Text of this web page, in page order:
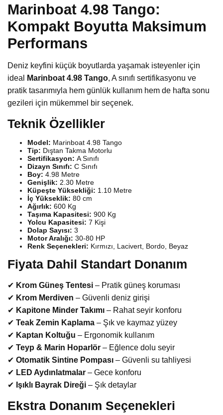
Marinboat 4.98 Tango:
Kompakt Boyutta Maksimum
Performans
Deniz keyfini küçük boyutlarda yaşamak isteyenler için
ideal
Marinboat 4.98 Tango, A sınıfı sertifikasyonu ve
pratik tasarımıyla hem günlük kullanım hem de hafta sonu
gezileri için mükemmel bir seçenek.
Teknik Özellikler
Model: Marinboat 4.98 Tango
Tip: Dıştan Takma Motorlu
Sertifikasyon: A Sınıfı
Dizayn Sınıfı: C Sınıfı
Boy: 4.98 Metre
Genişlik: 2.30 Metre
Küpeşte Yüksekliği: 1.10 Metre
İç Yükseklik: 80 cm
Ağırlık: 600 Kg
Taşıma Kapasitesi: 900 Kg
Yolcu Kapasitesi: 7 Kişi
Dolap Sayısı: 3
Motor Aralığı: 30-80 HP
Renk Seçenekleri: Kırmızı, Lacivert, Bordo, Beyaz
Fiyata Dahil Standart Donanım
✔ Krom Güneş Tentesi – Pratik güneş koruması
✔ Krom Merdiven – Güvenli deniz girişi
✔ Kapitone Minder Takımı – Rahat seyir konforu
✔ Teak Zemin Kaplama – Şık ve kaymaz yüzey
✔ Kaptan Koltuğu – Ergonomik kullanım
✔ Teyp & Marin Hoparlör – Eğlence dolu seyir
✔ Otomatik Sintine Pompası – Güvenli su tahliyesi
✔ LED Aydınlatmalar – Gece konforu
✔ Işıklı Bayrak Direği – Şık detaylar
Ekstra Donanım Seçenekleri